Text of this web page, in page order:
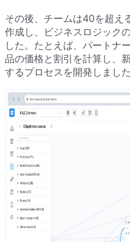
その後、チームは40を超え
作成し、ビジネスロジック
した。たとえば、パートナ
品の価格と割引を計算し、
するプロセスを開発しました